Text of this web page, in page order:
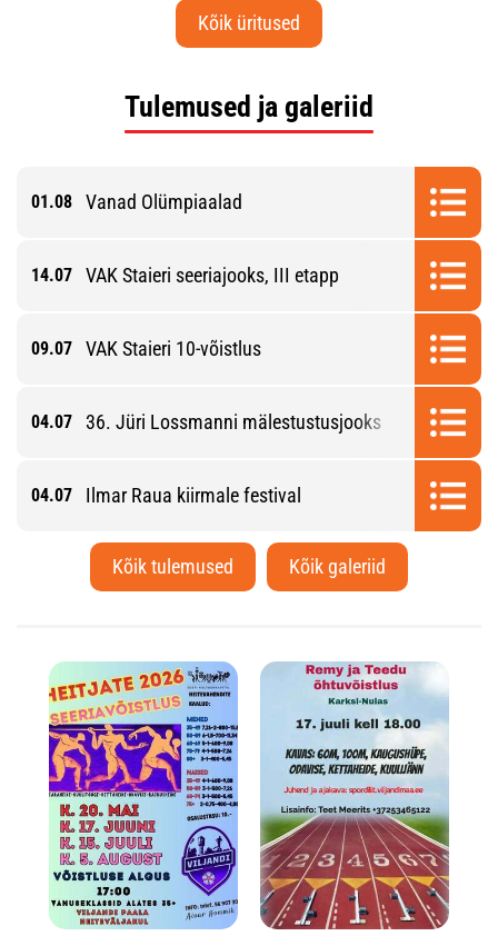
Kõik üritused
Tulemused ja galeriid
01.08 Vanad Olümpiaalad
14.07 VAK Staieri seeriajooks, III etapp
09.07 VAK Staieri 10-võistlus
04.07 36. Jüri Lossmanni mälestustusjooks
04.07 Ilmar Raua kiirmale festival
Kõik tulemused Kõik galeriid